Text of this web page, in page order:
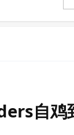
自鸡